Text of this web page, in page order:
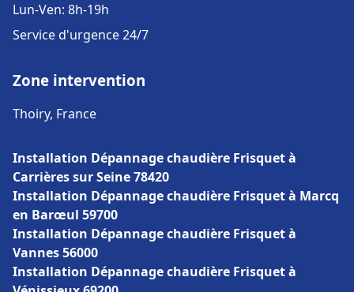
Lun-Ven: 8h-19h
Service d'urgence 24/7
Zone intervention
Thoiry, France
Installation Dépannage chaudière Frisquet à
Carrières sur Seine 78420
Installation Dépannage chaudière Frisquet à Marcq
en Barœul 59700
Installation Dépannage chaudière Frisquet à
Vannes 56000
Installation Dépannage chaudière Frisquet à